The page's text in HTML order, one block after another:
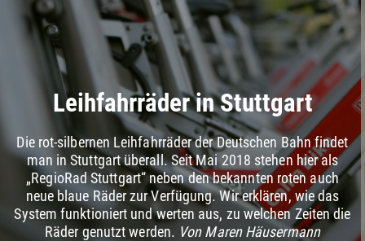
Leihfahrräder in Stuttgart
Die rot-silbernen Leihfahrräder der Deutschen Bahn findet
man in Stuttgart überall. Seit Mai 2018 stehen hier als
„RegioRad Stuttgart“ neben den bekannten roten auch
neue blaue Räder zur Verfügung. Wir erklären, wie das
System funktioniert und werten aus, zu welchen Zeiten die
Räder genutzt werden. Von Maren Häusermann